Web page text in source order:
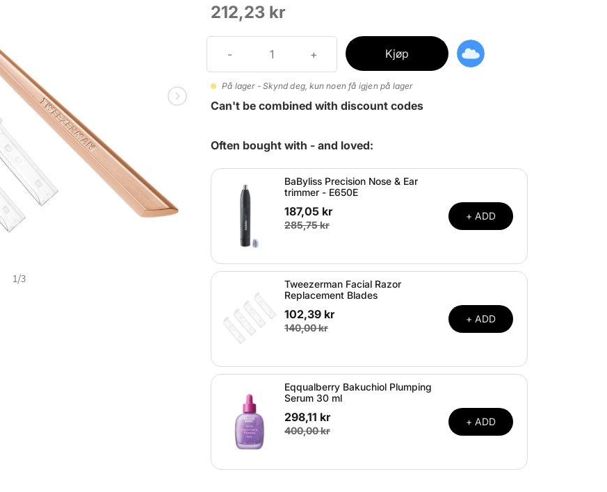
1/3
212,23 kr
Kjøp
På lager - Skynd deg, kun noen få igjen på lager
Can't be combined with discount codes
Often bought with - and loved:
BaByliss Precision Nose & Ear
trimmer - E650E
187,05 kr
285,75 kr
+ ADD
Tweezerman Facial Razor
Replacement Blades
102,39 kr
140,00 kr
+ ADD
Eqqualberry Bakuchiol Plumping
Serum 30 ml
298,11 kr
400,00 kr
+ ADD